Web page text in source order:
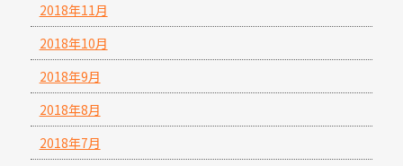
2018年11月
2018年10月
2018年9月
2018年8月
2018年7月